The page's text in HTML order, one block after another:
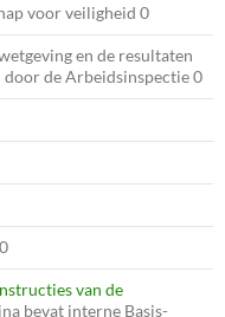
voor veiligheid 0
en de resultaten
de Arbeidsinspectie 0
van de
bevat interne Basis-